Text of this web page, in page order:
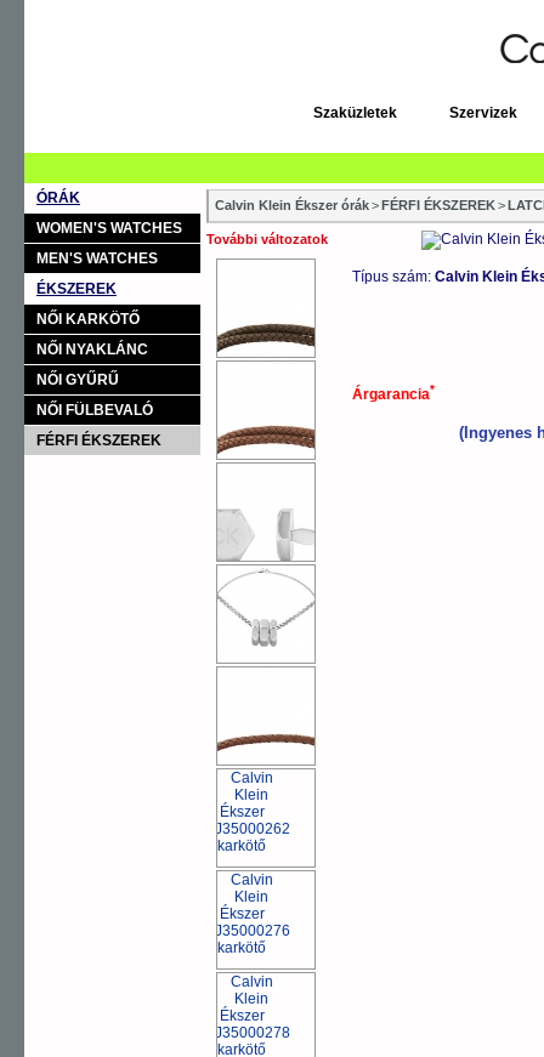
Szaküzletek Szervizek
ÓRÁK
WOMEN'S WATCHES
MEN'S WATCHES
ÉKSZEREK
NŐI KARKÖTŐ
NŐI NYAKLÁNC
NŐI GYŰRŰ
NŐI FÜLBEVALÓ
FÉRFI ÉKSZEREK
Calvin Klein Ékszer órák>FÉRFI ÉKSZEREK>
További változatok
Típus szám: Calvin Klein
Árgarancia*
(Ingyenes